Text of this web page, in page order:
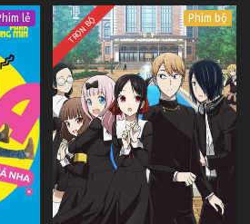
#1
Kiệu Hoa Được Chồng Như
Lồng
Tiếng
#1
Kiệu Hoa Được Chồng Như
Lồng
Hoa Được Chồng Như
Lồng
Tiếng
lẻ TRỌN BỘ Phim bộ